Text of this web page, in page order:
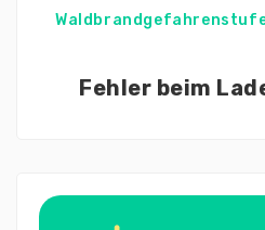
Fehler beim